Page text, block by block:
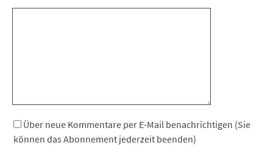
Über neue Kommentare per E-Mail benachrichtigen (Sie
können das Abonnement jederzeit beenden)